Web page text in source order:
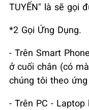
TUYẾN" là sẽ gọi
*2 Gọi Ứng Dụng.
- Trên Smart
ở cuối chân (có
chúng tôi theo
- Trên PC -